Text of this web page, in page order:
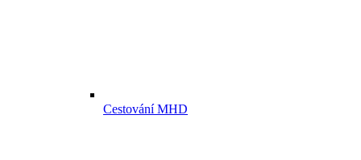
Cestování MHD